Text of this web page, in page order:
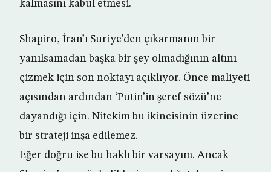
kalmasını kabul etmesi.
Shapiro, İran’ı Suriye’den çıkarmanın bir
yanılsamadan başka bir şey olmadığının altını
çizmek için son noktayı açıklıyor. Önce maliyeti
açısından ardından ‘Putin’in şeref sözü’ne
dayandığı için. Nitekim bu ikincisinin üzerine
bir strateji inşa edilemez.
Eğer doğru ise bu haklı bir varsayım. Ancak